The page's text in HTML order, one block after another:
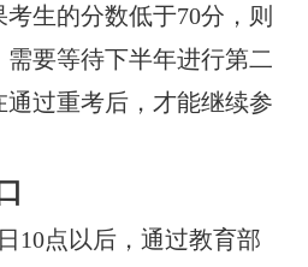
生的分数低于70分，则
要等待下半年进行第二
过重考后，才能继续参
10点以后，通过教育部